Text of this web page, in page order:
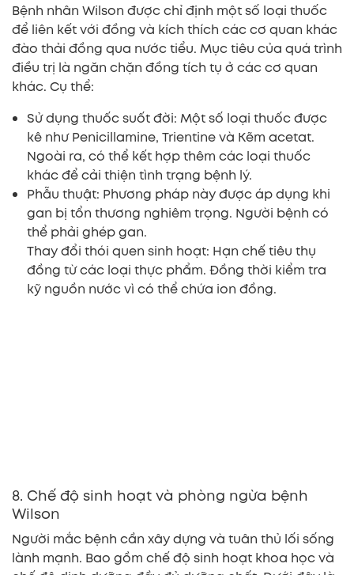
Bệnh nhân Wilson được chỉ định một số loại thuốc
để liên kết với đồng và kích thích các cơ quan khác
đào thải đồng qua nước tiểu. Mục tiêu của quá trình
điều trị là ngăn chặn đồng tích tụ ở các cơ quan
khác. Cụ thể:
Sử dụng thuốc suốt đời: Một số loại thuốc được
kê như Penicillamine, Trientine và Kẽm acetat.
Ngoài ra, có thể kết hợp thêm các loại thuốc
khác để cải thiện tình trạng bệnh lý.
Phẫu thuật: Phương pháp này được áp dụng khi
gan bị tổn thương nghiêm trọng. Người bệnh có
thể phải ghép gan.
Thay đổi thói quen sinh hoạt: Hạn chế tiêu thụ
đồng từ các loại thực phẩm. Đồng thời kiểm tra
kỹ nguồn nước vì có thể chứa ion đồng.
8. Chế độ sinh hoạt và phòng ngừa bệnh
Wilson
Người mắc bệnh cần xây dựng và tuân thủ lối sống
lành mạnh. Bao gồm chế độ sinh hoạt khoa học và